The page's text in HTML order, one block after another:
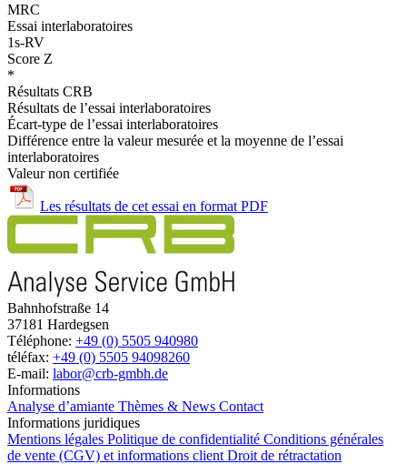
MRC
Essai interlaboratoires
1s-RV
Score Z
*
Résultats CRB
Résultats de l’essai interlaboratoires
Écart-type de l’essai interlaboratoires
Différence entre la valeur mesurée et la moyenne de l’essai
interlaboratoires
Valeur non certifiée
Les résultats de cet essai en format PDF
Bahnhofstraße 14
37181 Hardegsen
Téléphone: +49 (0) 5505 940980
téléfax: +49 (0) 5505 94098260
E-mail: labor@crb-gmbh.de
Informations
Analyse d’amiante Thèmes & News Contact
Informations juridiques
Mentions légales Politique de confidentialité Conditions générales
de vente (CGV) et informations client Droit de rétractation